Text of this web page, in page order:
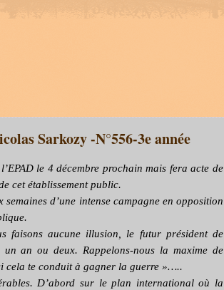
Sarkozy -N°556-3e année
le 4 décembre prochain mais fera acte de
cet établissement public.
d’une intense campagne en opposition
faisons aucune illusion, le futur président de
an ou deux. Rappelons-nous la maxime de
cela te conduit à gagner la guerre »…..
D’abord sur le plan international où la